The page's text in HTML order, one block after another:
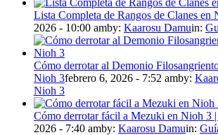
Lista Completa de Rangos de Clanes en
2026 - 10:00 amby: Kaarosu Damuin:
Cómo derrotar al Demonio
Nioh 3febrero 6, 2026 - 7:52 amby:
Nioh 3
Cómo derrotar fácil a Mezuki en Nioh 3
2026 - 7:40 amby: Kaarosu Damuin: